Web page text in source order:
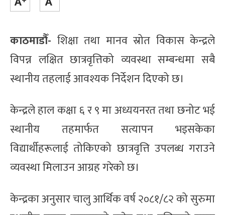
काठमाडौँ- शिक्षा तथा मानव स्रोत विकास केन्द्रले
विपन्न लक्षित छात्रवृत्तिको व्यवस्था सम्बन्धमा सबै
स्थानीय तहलाई आवश्यक निर्देशन दिएको छ।
केन्द्रले हाल कक्षा ६ र ९ मा अध्ययनरत तथा छनोट भई
स्थानीय तहमार्फत सत्यापन भइसकेका
विद्यार्थीहरूलाई तोकिएको छात्रवृत्ति उपलब्ध गराउने
व्यवस्था मिलाउन आग्रह गरेको छ।
केन्द्रका अनुसार चालु आर्थिक वर्ष २०८१/८२ को सुरुमा